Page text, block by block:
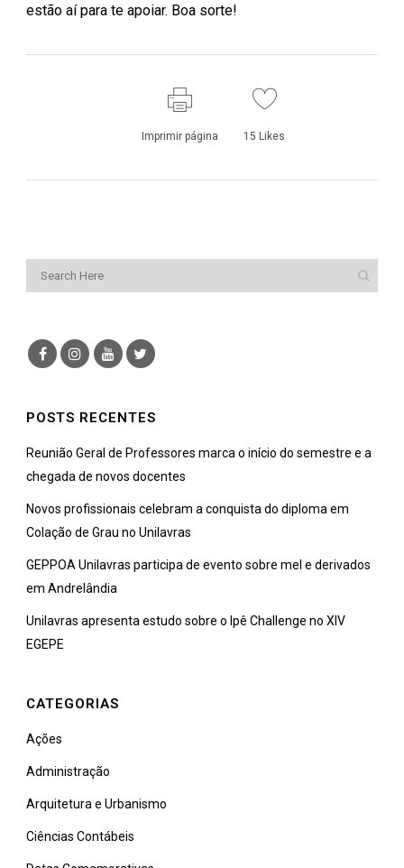
estão aí para te apoiar. Boa sorte!
Imprimir página 15 Likes
POSTS RECENTES
Reunião Geral de Professores marca o início do semestre e a
chegada de novos docentes
Novos profissionais celebram a conquista do diploma em
Colação de Grau no Unilavras
GEPPOA Unilavras participa de evento sobre mel e derivados
em Andrelândia
Unilavras apresenta estudo sobre o Ipê Challenge no XIV
EGEPE
CATEGORIAS
Ações
Administração
Arquitetura e Urbanismo
Ciências Contábeis